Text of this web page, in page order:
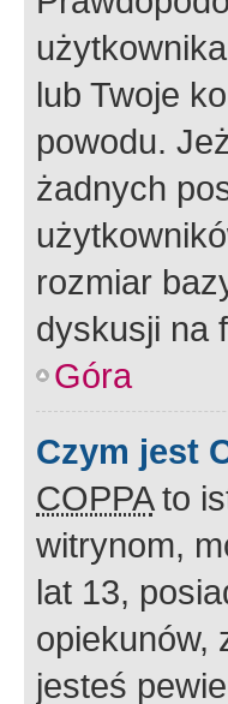
lub Twoje
powodu.
żadnych
rozmiar
dyskusji na
Góra
Czym jest
COPPAto
witrynom,
lat 13,
opiekunów,
jesteś